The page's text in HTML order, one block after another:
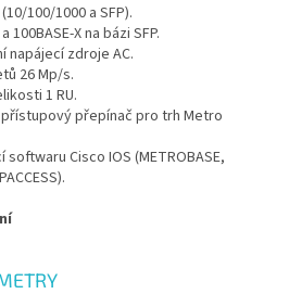
100/1000 a SFP).
X na bázi SFP.
napájecí zdroje AC.
26 Mp/s.
1 RU.
přepínač pro trh Metro
Cisco IOS (METROBASE,